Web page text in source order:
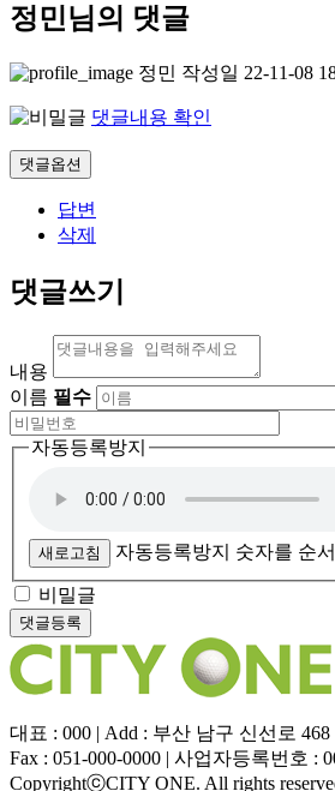
정민님의 댓글
정민 작성일 22-11-08
댓글내용 확인
댓글옵션
답변
삭제
댓글쓰기
내용
이름 필수
자동등록방지
새로고침 자동등록방지 숫자를 순
비밀글
대표 : 000 | Add : 부산 남구 신선로 468
Fax : 051-000-0000 | 사업자등록번호 :
CopyrightⓒCITY ONE. All rights